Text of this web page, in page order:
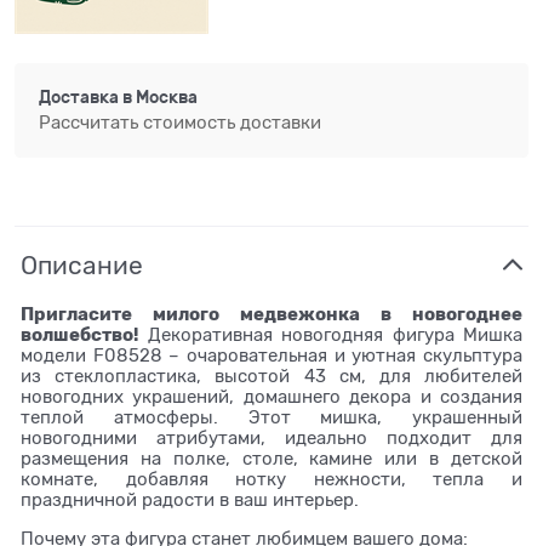
Доставка в Москва
Рассчитать стоимость доставки
Описание
Пригласите милого медвежонка в новогоднее
волшебство! Декоративная новогодняя фигура Мишка
модели F08528 – очаровательная и уютная скульптура
из стеклопластика, высотой 43 см, для любителей
новогодних украшений, домашнего декора и создания
теплой атмосферы. Этот мишка, украшенный
новогодними атрибутами, идеально подходит для
размещения на полке, столе, камине или в детской
комнате, добавляя нотку нежности, тепла и
праздничной радости в ваш интерьер.
Почему эта фигура станет любимцем вашего дома: